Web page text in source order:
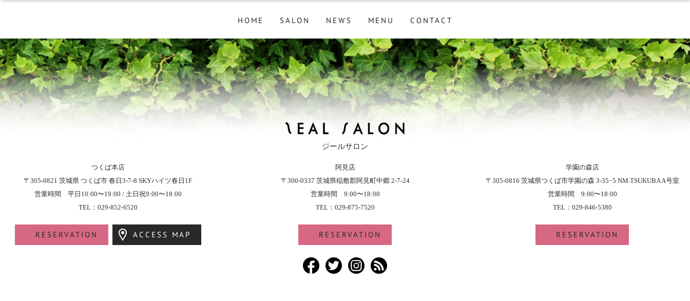
HOME SALON NEWS MENU CONTACT
ZEAL SALON - ジールサロン
ジールサロン
つくば本店
〒305-0821 茨城県 つくば市 春日3-7-8 SKYハイツ春日1F
営業時間 平日10:00〜19:00 / 土日祝9:00〜18:00
TEL：029-852-6520
RESERVATION ACCESS MAP
阿見店
〒300-0337 茨城県稲敷郡阿見町中郷 2-7-24
営業時間 9:00〜18:00
TEL：029-875-7520
RESERVATION
学園の森店
〒305-0816 茨城県つくば市学園の森 3-35−5 NM.TSUKUBA A号室
営業時間 9:00〜18:00
TEL：029-846-5380
RESERVATION